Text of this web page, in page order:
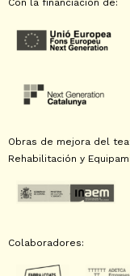
Con la financiación de:
Obras de mejora del
Rehabilitación y
Colaboradores: